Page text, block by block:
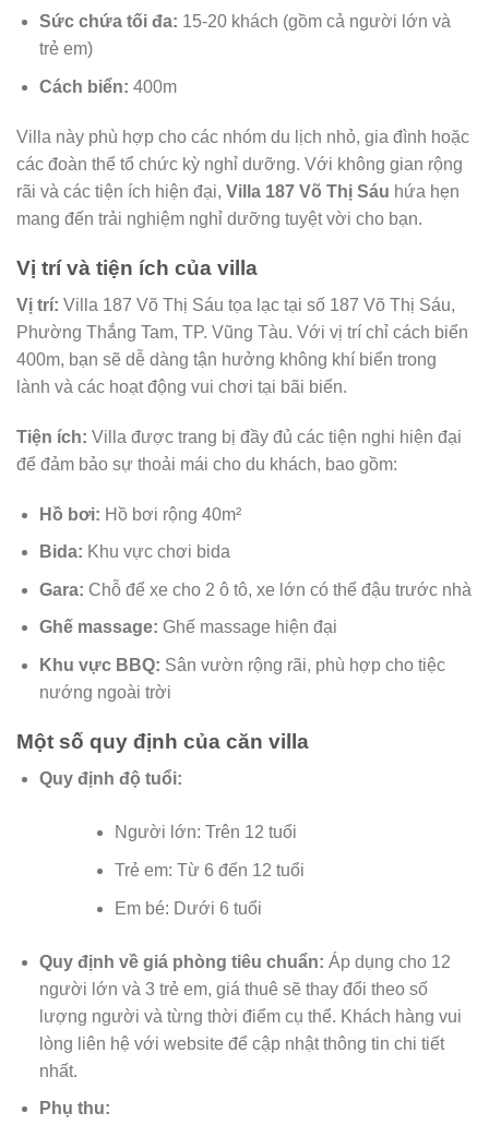
Sức chứa tối đa: 15-20 khách (gồm cả người lớn và
trẻ em)
Cách biển: 400m
Villa này phù hợp cho các nhóm du lịch nhỏ, gia đình hoặc
các đoàn thể tổ chức kỳ nghỉ dưỡng. Với không gian rộng
rãi và các tiện ích hiện đại, Villa 187 Võ Thị Sáu hứa hẹn
mang đến trải nghiệm nghỉ dưỡng tuyệt vời cho bạn.
Vị trí và tiện ích của villa
Vị trí: Villa 187 Võ Thị Sáu tọa lạc tại số 187 Võ Thị Sáu,
Phường Thắng Tam, TP. Vũng Tàu. Với vị trí chỉ cách biển
400m, bạn sẽ dễ dàng tận hưởng không khí biển trong
lành và các hoạt động vui chơi tại bãi biển.
Tiện ích: Villa được trang bị đầy đủ các tiện nghi hiện đại
để đảm bảo sự thoải mái cho du khách, bao gồm:
Hồ bơi: Hồ bơi rộng 40m²
Bida: Khu vực chơi bida
Gara: Chỗ để xe cho 2 ô tô, xe lớn có thể đậu trước nhà
Ghế massage: Ghế massage hiện đại
Khu vực BBQ: Sân vườn rộng rãi, phù hợp cho tiệc
nướng ngoài trời
Một số quy định của căn villa
Quy định độ tuổi:
Người lớn: Trên 12 tuổi
Trẻ em: Từ 6 đến 12 tuổi
Em bé: Dưới 6 tuổi
Quy định về giá phòng tiêu chuẩn: Áp dụng cho 12
người lớn và 3 trẻ em, giá thuê sẽ thay đổi theo số
lượng người và từng thời điểm cụ thể. Khách hàng vui
lòng liên hệ với website để cập nhật thông tin chi tiết
nhất.
Phụ thu: